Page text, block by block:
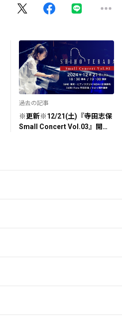
過去の記事
※更新※12/21(土)『寺田志保
Small Concert Vol.03』開催